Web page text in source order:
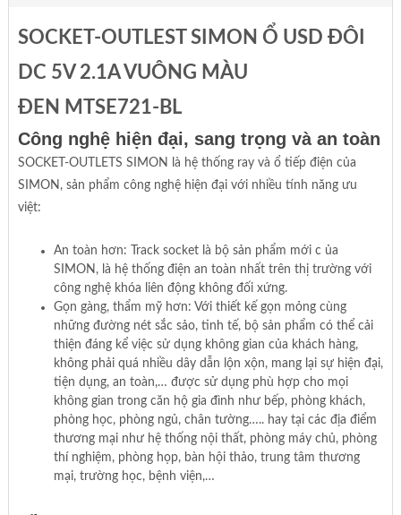
SOCKET-OUTLEST SIMON Ổ USD ĐÔI
DC 5V 2.1A VUÔNG MÀU
ĐEN MTSE721-BL
Công nghệ hiện đại, sang trọng và an toàn
SOCKET-OUTLETS SIMON là hệ thống ray và ổ tiếp điện của
SIMON, sản phẩm công nghệ hiện đại với nhiều tính năng ưu
việt:
An toàn hơn: Track socket là bộ sản phẩm mới c ủa
SIMON, là hệ thống điện an toàn nhất trên thị trường với
công nghệ khóa liên động không đối xứng.
Gọn gàng, thẩm mỹ hơn: Với thiết kế gọn mỏng cùng
những đường nét sắc sảo, tinh tế, bộ sản phẩm có thể cải
thiện đáng kể việc sử dụng không gian của khách hàng,
không phải quá nhiều dây dẫn lộn xộn, mang lại sự hiện đại,
tiện dụng, an toàn,… được sử dụng phù hợp cho mọi
không gian trong căn hộ gia đình như bếp, phòng khách,
phòng học, phòng ngủ, chân tường….. hay tại các địa điểm
thương mại như hệ thống nội thất, phòng máy chủ, phòng
thí nghiệm, phòng họp, bàn hội thảo, trung tâm thương
mại, trường học, bệnh viện,…